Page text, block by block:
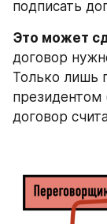
подписать
Это может
договор
Только лишь
президентом
договор